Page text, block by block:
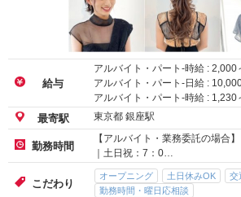
給与
アルバイト・パート-時給 : 2,000
アルバイト・パート-日給 :
アルバイト・パート-時給 : 1,230
最寄駅 東京都 銀座駅
勤務時間
【アルバイト・業務委託の場合
｜土日祝：7：0…
こだわり
オープニング 土日休みOK 交
勤務時間・曜日応相談